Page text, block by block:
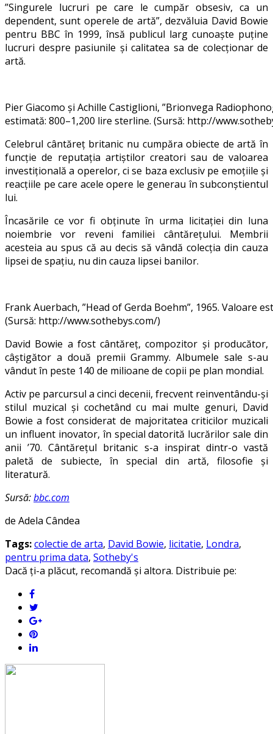
”Singurele lucruri pe care le cumpăr obsesiv, ca un
dependent, sunt operele de artă”, dezvăluia David Bowie
pentru BBC în 1999, însă publicul larg cunoaște puține
lucruri despre pasiunile și calitatea sa de colecționar de
artă.
Pier Giacomo și Achille Castiglioni, ”Brionvega
estimată: 800–1,200 lire sterline. (Sursă: http://
Celebrul cântăreț britanic nu cumpăra obiecte de artă în
funcție de reputația artiștilor creatori sau de valoarea
investițională a operelor, ci se baza exclusiv pe emoțiile și
reacțiile pe care acele opere le generau în subconștientul
lui.
Încasările ce vor fi obținute în urma licitației din luna
noiembrie vor reveni familiei cântărețului. Membrii
acesteia au spus că au decis să vândă colecția din cauza
lipsei de spațiu, nu din cauza lipsei banilor.
Frank Auerbach, ”Head of Gerda Boehm”, 1965. Valoare
(Sursă: http://www.sothebys.com/)
David Bowie a fost cântăreț, compozitor și producător,
câștigător a două premii Grammy. Albumele sale s-au
vândut în peste 140 de milioane de copii pe plan mondial.
Activ pe parcursul a cinci decenii, frecvent reinventându-și
stilul muzical și cochetând cu mai multe genuri, David
Bowie a fost considerat de majoritatea criticilor muzicali
un influent inovator, în special datorită lucrărilor sale din
anii ’70. Cântărețul britanic s-a inspirat dintr-o vastă
paletă de subiecte, în special din artă, filosofie și
literatură.
Sursă:bbc.com
de Adela Cândea
Tags:colectie de arta, David Bowie, licitatie, Londra,
pentru prima data, Sotheby's
Dacă ți-a plăcut, recomandă și altora. Distribuie pe: